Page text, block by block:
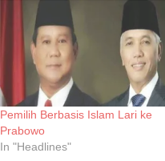
Pemilih Berbasis Islam Lari ke
Prabowo
In "Headlines"